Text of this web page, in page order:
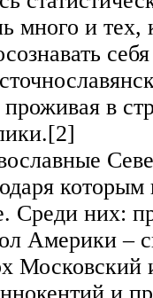
и тех,
в
Среди них:
Америки –
Московский